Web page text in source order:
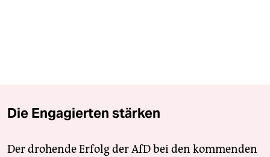
Die Engagierten stärken
Der drohende Erfolg der AfD bei den kommenden